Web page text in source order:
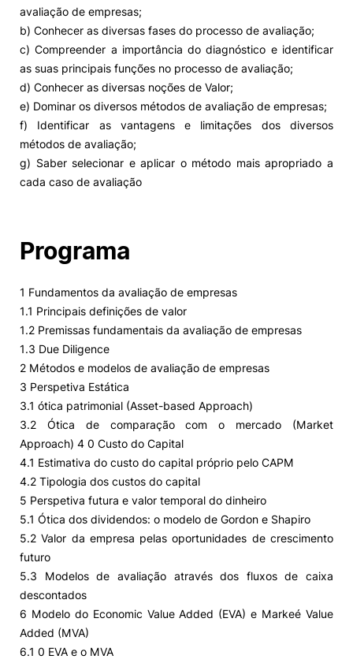
avaliação de empresas;
b) Conhecer as diversas fases do processo de avaliação;
c) Compreender a importância do diagnóstico e identificar
as suas principais funções no processo de avaliação;
d) Conhecer as diversas noções de Valor;
e) Dominar os diversos métodos de avaliação de empresas;
f) Identificar as vantagens e limitações dos diversos
métodos de avaliação;
g) Saber selecionar e aplicar o método mais apropriado a
cada caso de avaliação
Programa
1 Fundamentos da avaliação de empresas
1.1 Principais definições de valor
1.2 Premissas fundamentais da avaliação de empresas
1.3 Due Diligence
2 Métodos e modelos de avaliação de empresas
3 Perspetiva Estática
3.1 ótica patrimonial (Asset-based Approach)
3.2 Ótica de comparação com o mercado (Market
Approach) 4 0 Custo do Capital
4.1 Estimativa do custo do capital próprio pelo CAPM
4.2 Tipologia dos custos do capital
5 Perspetiva futura e valor temporal do dinheiro
5.1 Ótica dos dividendos: o modelo de Gordon e Shapiro
5.2 Valor da empresa pelas oportunidades de crescimento
futuro
5.3 Modelos de avaliação através dos fluxos de caixa
descontados
6 Modelo do Economic Value Added (EVA) e Markeé Value
Added (MVA)
6.1 0 EVA e o MVA